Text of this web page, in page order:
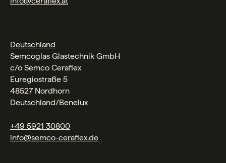
Deutschland
Semcoglas Glastechnik GmbH
c/o Semco Ceraflex
Euregiostraße 5
48527 Nordhorn
Deutschland/Benelux
+49 5921 30800
info@semco-ceraflex.de